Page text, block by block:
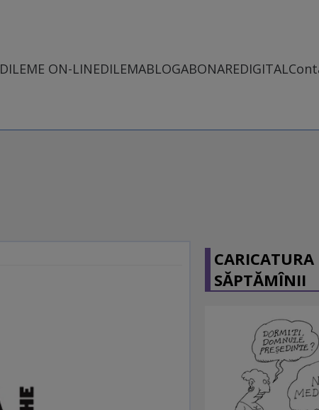
DILEME ON-LINEDILEMABLOGABONAREDIGITAL
CARICATURA
SĂPTĂMÎNII